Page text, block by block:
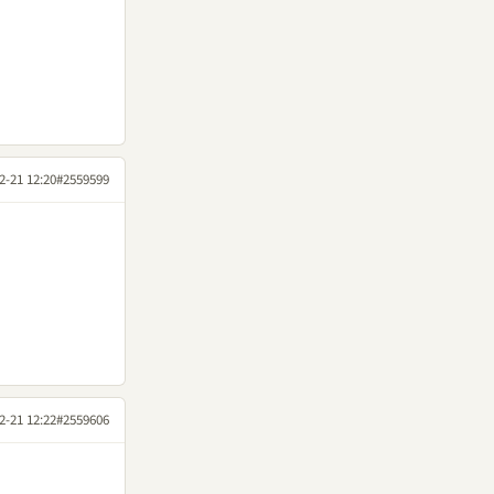
21 12:20#2559599
21 12:22#2559606